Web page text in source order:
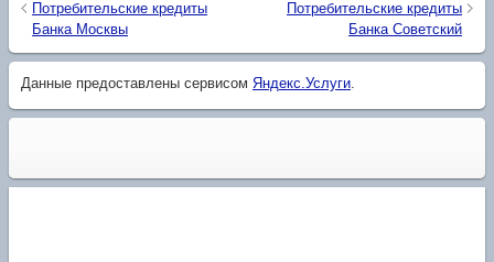
Потребительские кредиты
Банка Москвы
Потребительские кредиты
Банка Советский
Данные предоставлены сервисом Яндекс.Услуги.